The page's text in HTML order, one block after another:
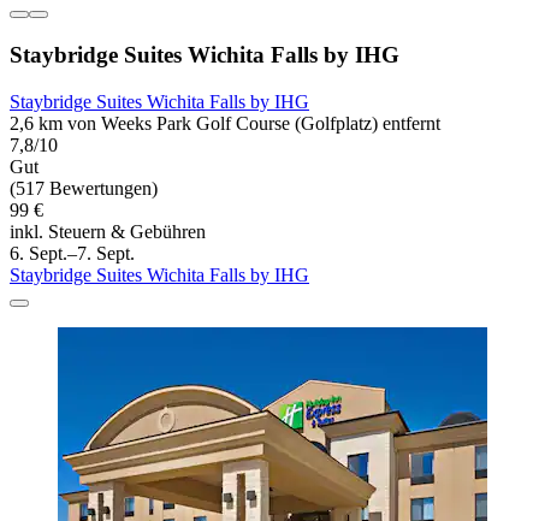
Staybridge Suites Wichita Falls by IHG
Staybridge Suites Wichita Falls by IHG
2,6 km von Weeks Park Golf Course (Golfplatz) entfernt
7,8/10
Gut
(517 Bewertungen)
99 €
inkl. Steuern & Gebühren
6. Sept.–7. Sept.
Staybridge Suites Wichita Falls by IHG